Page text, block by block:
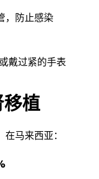
，防止感染
戴过紧的手表
植
马来西亚：